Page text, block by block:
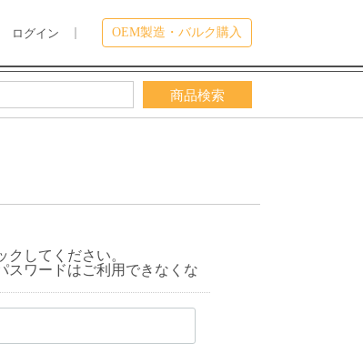
ログイン OEM製造・バルク購入
してください。
スワードはご利用できなくな